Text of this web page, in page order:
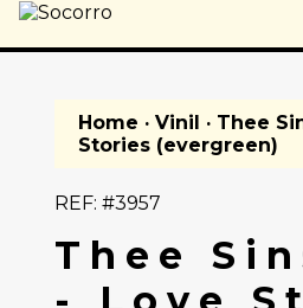
Home · Vinil · Thee
Stories (evergreen)
REF: #3957
Thee